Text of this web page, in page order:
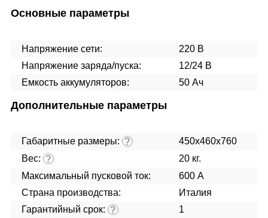
Основные параметры
Напряжение сети:
220 В
Напряжение заряда/пуска:
12/24 В
Емкость аккумуляторов:
50 Ач
Дополнительные параметры
Габаритные размеры: ?
450x460x760
Вес: ?
20 кг.
Максимальный пусковой ток:
600 А
Страна производства:
Италия
Гарантийный срок: ? 1